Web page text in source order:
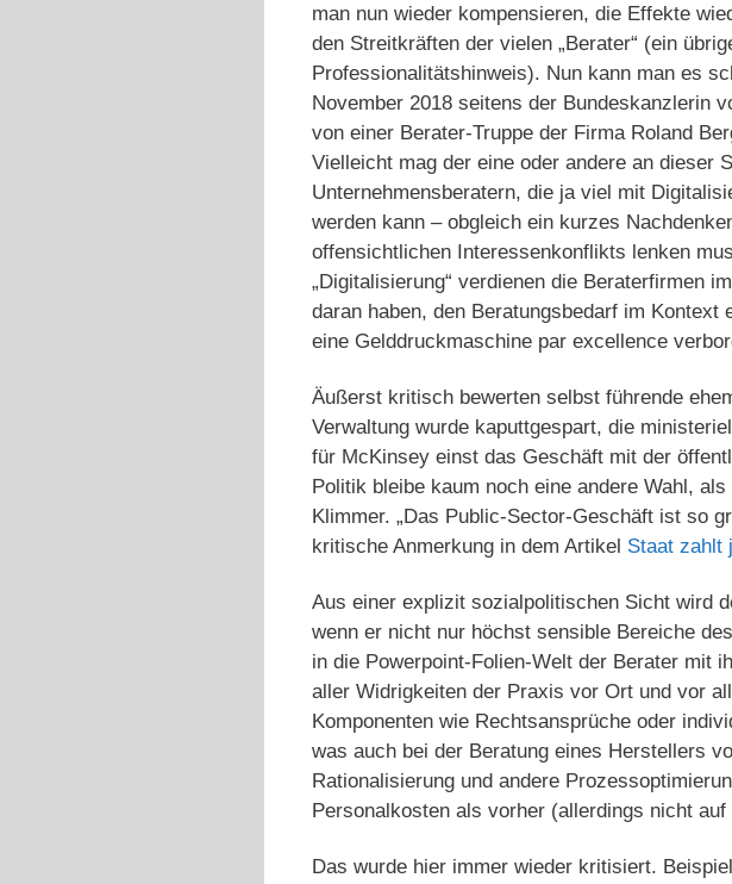
man nun wieder kompensieren, die Effekte
den Streitkräften der vielen „Berater“ (ein
Professionalitätshinweis). Nun kann man es
November 2018 seitens der Bundeskanzlerin
von einer Berater-Truppe der Firma Roland
Vielleicht mag der eine oder andere an dieser
Unternehmensberatern, die ja viel mit
werden kann – obgleich ein kurzes
offensichtlichen Interessenkonflikts lenken
„Digitalisierung“ verdienen die Beraterfirmen
daran haben, den Beratungsbedarf im
eine Gelddruckmaschine par excellence
Äußerst kritisch bewerten selbst führende
Verwaltung wurde kaputtgespart, die
für McKinsey einst das Geschäft mit der
Politik bleibe kaum noch eine andere Wahl,
Klimmer. „Das Public-Sector-Geschäft ist so
kritische Anmerkung in dem Artikel Staat zahlt
Aus einer explizit sozialpolitischen Sicht wird
wenn er nicht nur höchst sensible Bereiche
in die Powerpoint-Folien-Welt der Berater mit
aller Widrigkeiten der Praxis vor Ort und vor
Komponenten wie Rechtsansprüche oder
was auch bei der Beratung eines Herstellers
Rationalisierung und andere
Personalkosten als vorher (allerdings nicht
Das wurde hier immer wieder kritisiert.